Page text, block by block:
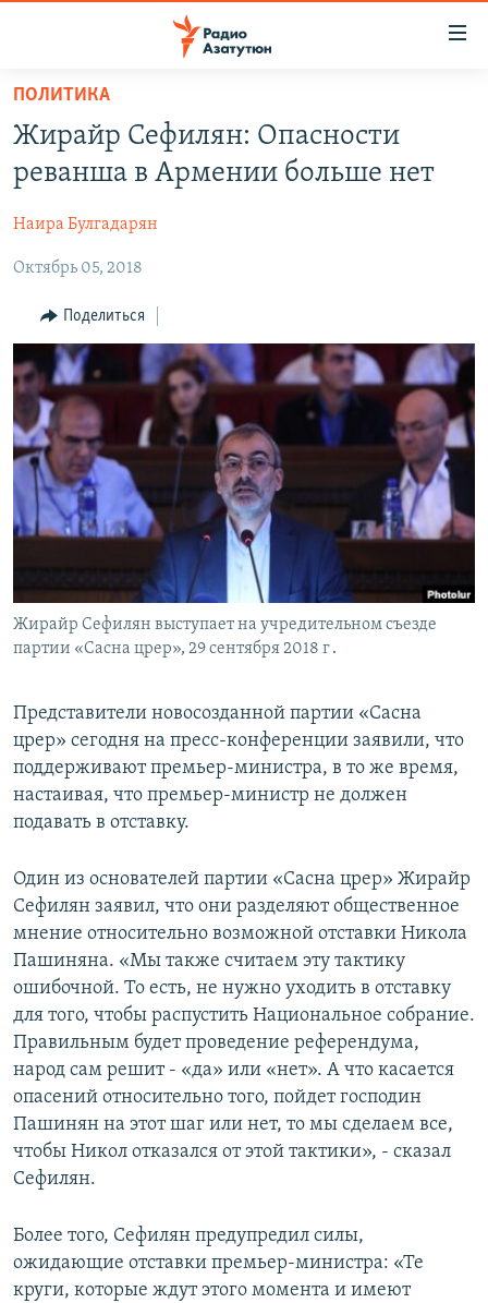
Перейти
основному
содержанию
Перейти
навигации
Перейти
поиску
НОВОСТИ
ПОЛИТИКА
ОБЩЕСТВО
ЭКОНОМИКА
РЕГИОН
НАГОРНЫЙ КАРАБАХ
КУЛЬТУРА
СПОРТ
АРХИВ
Հայերեն
Русский
ПОЛИТИКА
Жирайр Сефилян: Опасности
реванша в Армении больше нет
Наира Булгадарян
Октябрь 05, 2018
Поделиться
Жирайр Сефилян выступает на учредительном съезде
партии «Сасна црер», 29 сентября 2018 г․
Представители новосозданной партии «Сасна
црер» сегодня на пресс-конференции заявили, что
поддерживают премьер-министра, в то же время,
настаивая, что премьер-министр не должен
подавать в отставку.
Один из основателей партии «Сасна црер» Жирайр
Сефилян заявил, что они разделяют общественное
мнение относительно возможной отставки Никола
Пашиняна. «Мы также считаем эту тактику
ошибочной. То есть, не нужно уходить в отставку
для того, чтобы распустить Национальное собрание.
Правильным будет проведение референдума,
народ сам решит - «да» или «нет». А что касается
опасений относительно того, пойдет господин
Пашинян на этот шаг или нет, то мы сделаем все,
чтобы Никол отказался от этой тактики», - сказал
Сефилян.
Более того, Сефилян предупредил силы,
ожидающие отставки премьер-министра: «Те
круги, которые ждут этого момента и имеют